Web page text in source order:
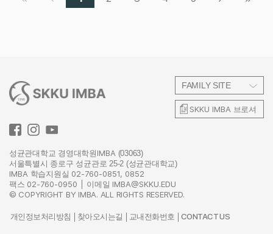
성균관대학교 경영대학원 IMBA(03063)
서울특별시 종로구 성균관로 25-2 (성균관대학교)
IMBA 학습지원실 02-760-0851, 0852
팩스 02-760-0950 이메일 IMBA@SKKU.EDU
© COPYRIGHT BY IMBA. ALL RIGHTS RESERVED.
개인정보처리방침 찾아오시는길 교내전화번호 CONTACT US
FAMILY SITE
SKKU IMBA 브로셔